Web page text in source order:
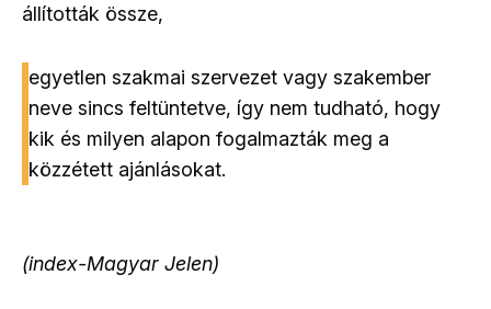
állították össze,
egyetlen szakmai szervezet vagy szakember
neve sincs feltüntetve, így nem tudható, hogy
kik és milyen alapon fogalmazták meg a
közzétett ajánlásokat.
(index-Magyar Jelen)